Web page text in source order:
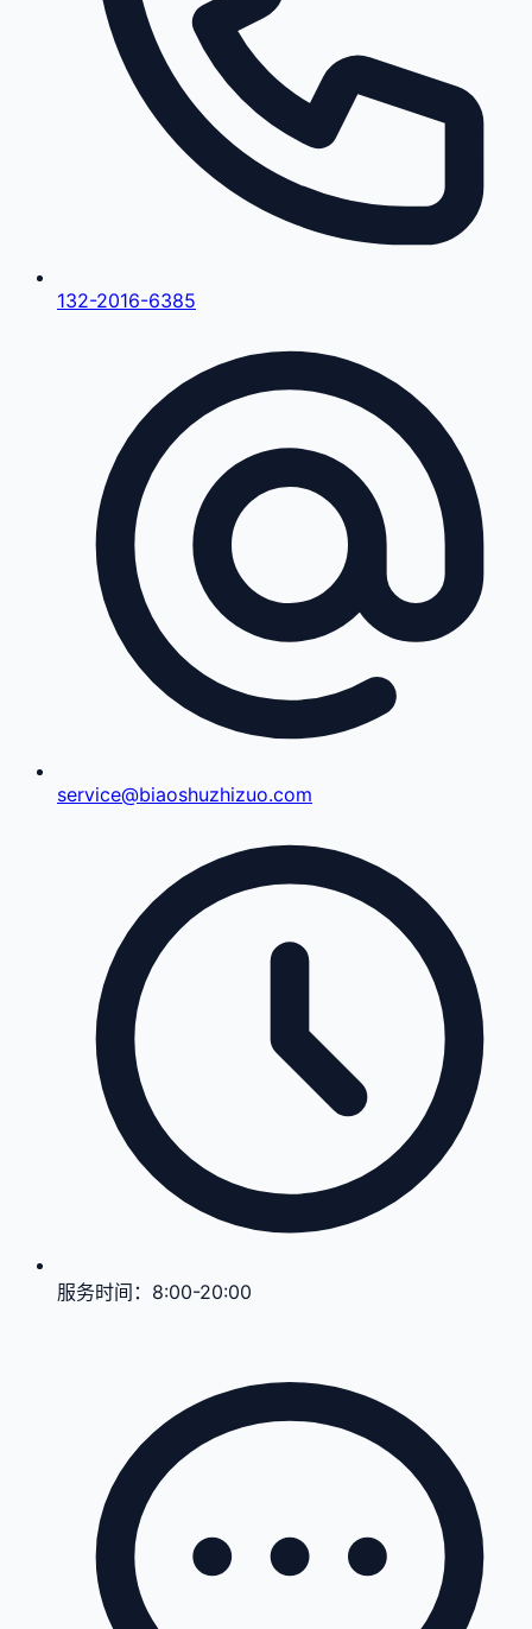
132-2016-6385
service@biaoshuzhizuo.com
服务时间： 8:00-20:00